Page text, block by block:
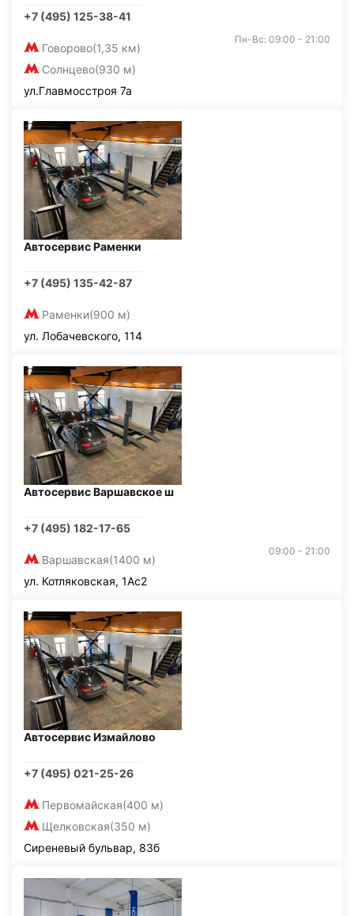
+7 (495) 125-38-41
Говорово(1,35 км)
Солнцево(930 м)
Пн-Вс: 09:00 - 21:00
ул.Главмосстроя 7а
Автосервис Раменки
+7 (495) 135-42-87
Раменки(900 м)
ул. Лобачевского, 114
Автосервис Варшавское ш
+7 (495) 182-17-65
Варшавская(1400 м)
09:00 - 21:00
ул. Котляковская, 1Ас2
Автосервис Измайлово
+7 (495) 021-25-26
Первомайская(400 м)
Щелковская(350 м)
Сиреневый бульвар, 83б